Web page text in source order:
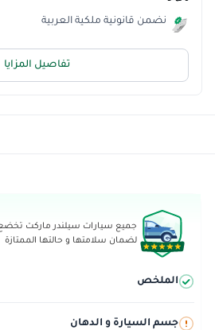
نضمن قانونية ملكية العربية
تفاصيل المزايا
جميع سيارات سيلندر ماركت
لضمان سلامتها و حالتها الممتازة
الملخص
جسم السيارة و الدهان